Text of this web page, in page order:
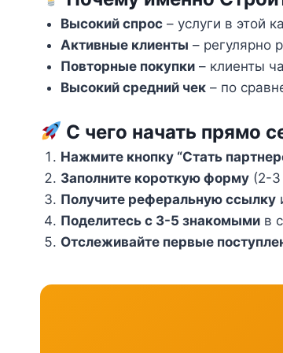
Высокий спрос– услуги в этой
Активные клиенты – регулярно
Повторные покупки– клиенты
Высокий средний чек– по
С чего начать прямо
Нажмите кнопку “Стать
Заполните короткую форму(2-3
Получите реферальную ссылку
Поделитесь с 3-5 знакомымив
Отслеживайте первые